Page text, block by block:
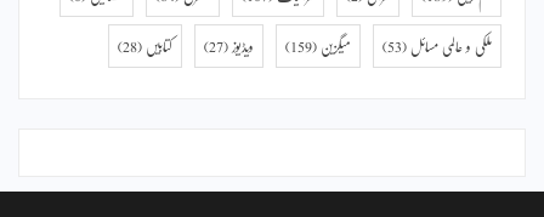
ملکی و عالمی مسائل (53) میگزین (159) ویڈیوز (27) کتابیں (28)